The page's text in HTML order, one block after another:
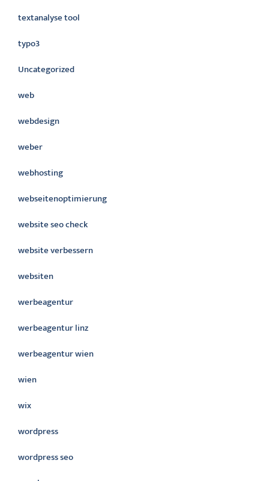
textanalyse tool
typo3
Uncategorized
web
webdesign
weber
webhosting
webseitenoptimierung
website seo check
website verbessern
websiten
werbeagentur
werbeagentur linz
werbeagentur wien
wien
wix
wordpress
wordpress seo